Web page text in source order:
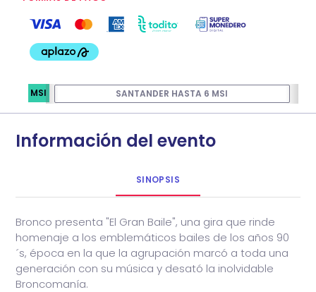
MSI SANTANDER HASTA 6 MSI
Información del evento
SINOPSIS
Bronco presenta "El Gran Baile", una gira que rinde
homenaje a los emblemáticos bailes de los años 90
´s, época en la que la agrupación marcó a toda una
generación con su música y desató la inolvidable
Broncomanía.